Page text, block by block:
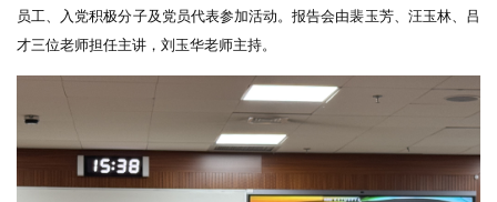
员工、入党积极分子及党员代表参加活动。报告会由裴玉芳、汪玉林、吕
才三位老师担任主讲，刘玉华老师主持。